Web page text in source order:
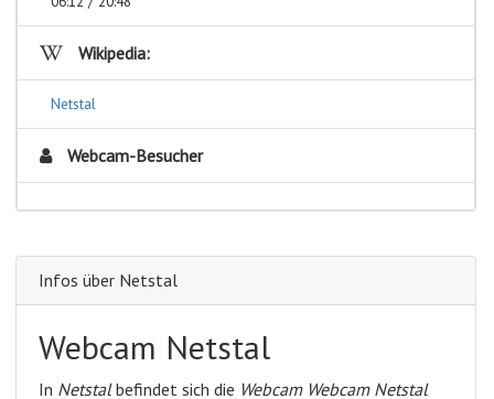
Wikipedia:
Netstal
Webcam-Besucher
Infos über Netstal
Webcam Netstal
In Netstalbefindet sich die Webcam Webcam Netstal